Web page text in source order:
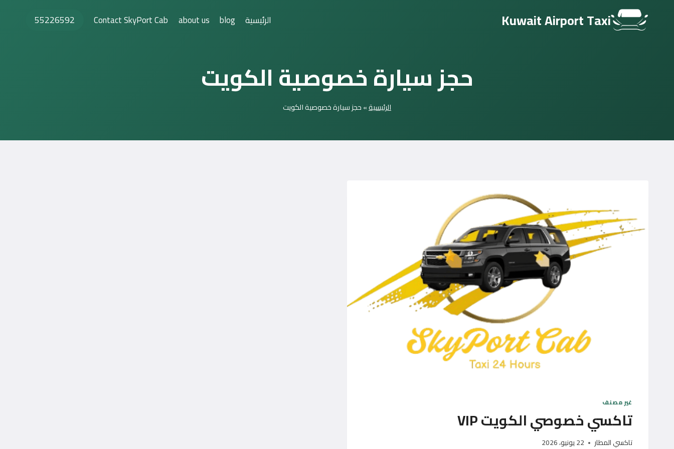
المحتوى
Kuwait Airport Taxi الرئيسية blog
about us
Contact SkyPort Cab
55226592
حجز سيارة خصوصية الكويت
الرئيسية»حجز سيارة خصوصية الكويت
غير مصنف
تاكسي خصوصي الكويت VIP
تاكسي المطار 22 يونيو، 2026